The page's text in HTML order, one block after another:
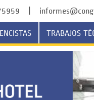
|
TRABAJOS